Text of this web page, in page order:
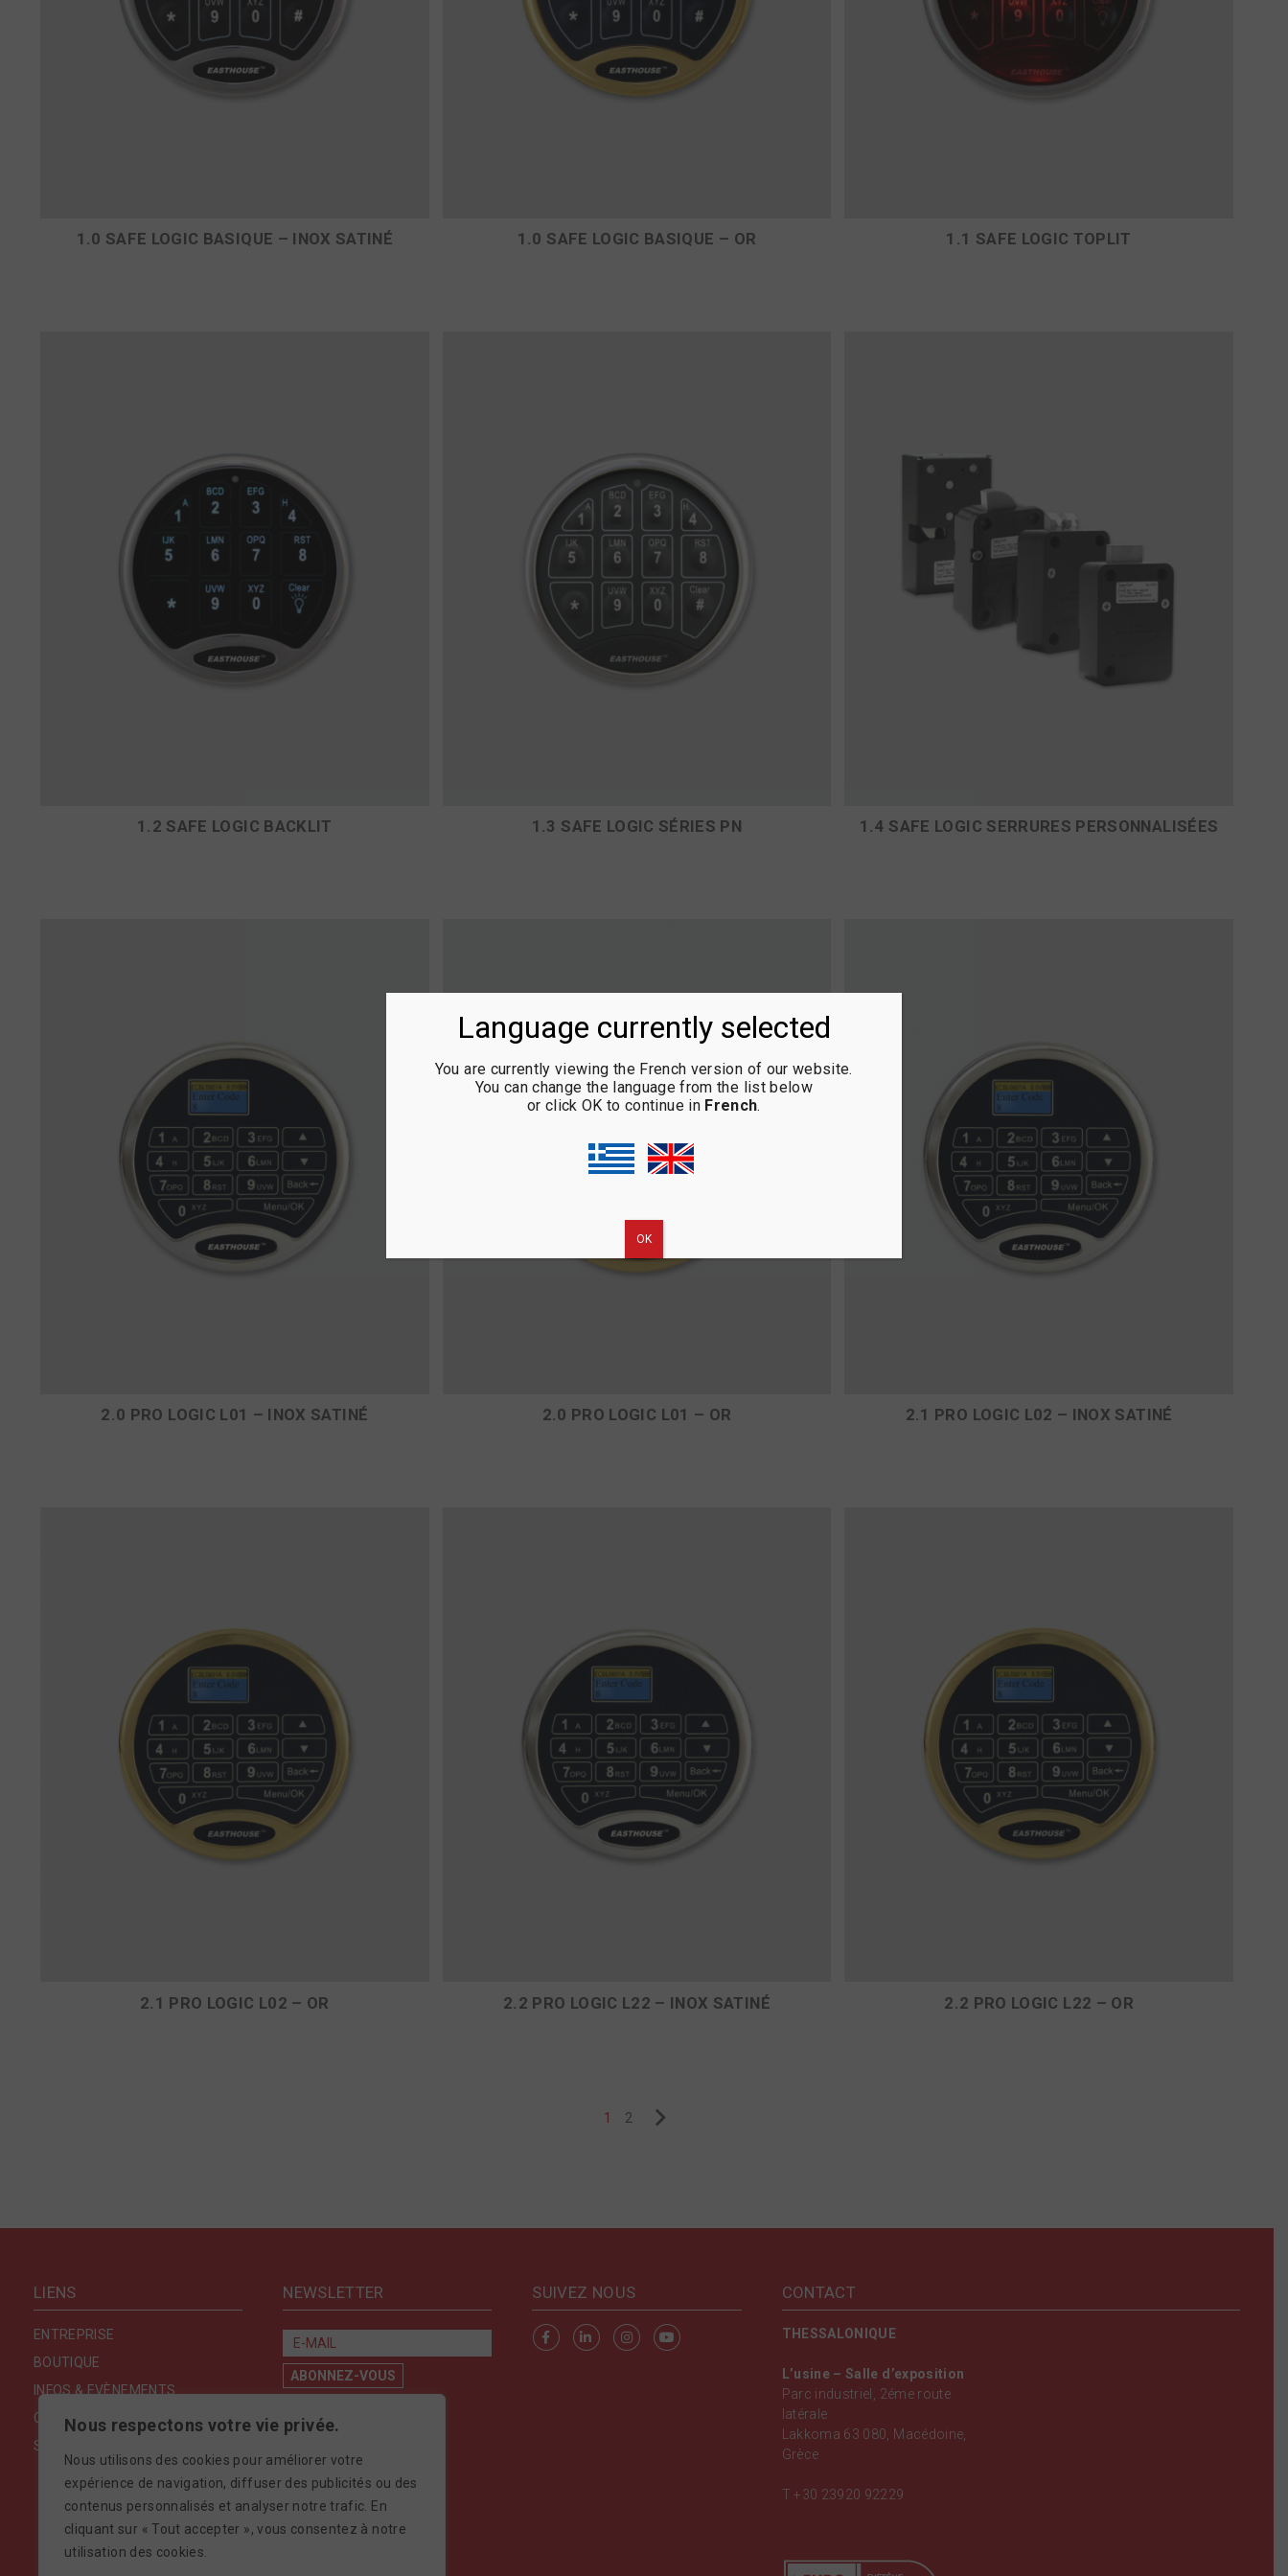
Nous respectons votre vie privée.
Nous utilisons des cookies pour améliorer votre
expérience de navigation, diffuser des publicités ou des
contenus personnalisés et analyser notre trafic. En
cliquant sur « Tout accepter », vous consentez à notre
utilisation des cookies.
1.0 SAFE LOGIC BASIQUE – INOX SATINÉ 1.0 SAFE LOGIC BASIQUE – OR 1.1 SAFE LOGIC TOPLIT
1.2 SAFE LOGIC BACKLIT 1.3 SAFE LOGIC SÉRIES PN 1.4 SAFE LOGIC SERRURES PERSONNALISÉES
2.0 PRO LOGIC L01 – INOX SATINÉ 2.0 PRO LOGIC L01 – OR 2.1 PRO LOGIC L02 – INOX SATINÉ
2.1 PRO LOGIC L02 – OR 2.2 PRO LOGIC L22 – INOX SATINÉ 2.2 PRO LOGIC L22 – OR
1 2
LIENS
ENTREPRISE
BOUTIQUE
INFOS & EVÈNEMENTS
CONTACT
SÉCURITÉ & CONFIDENTIALITÉ
NEWSLETTER SUIVEZ NOUS CONTACT
THESSALONIQUE
L’usine – Salle d’exposition
Parc industriel, 2éme route
latérale
Lakkoma 63 080, Macédoine,
Grèce
T+30 23920 92229
Language currently selected
You are currently viewing the French version of our website.
You can change the language from the list below
or click OK to continue in French.
ΟΚ